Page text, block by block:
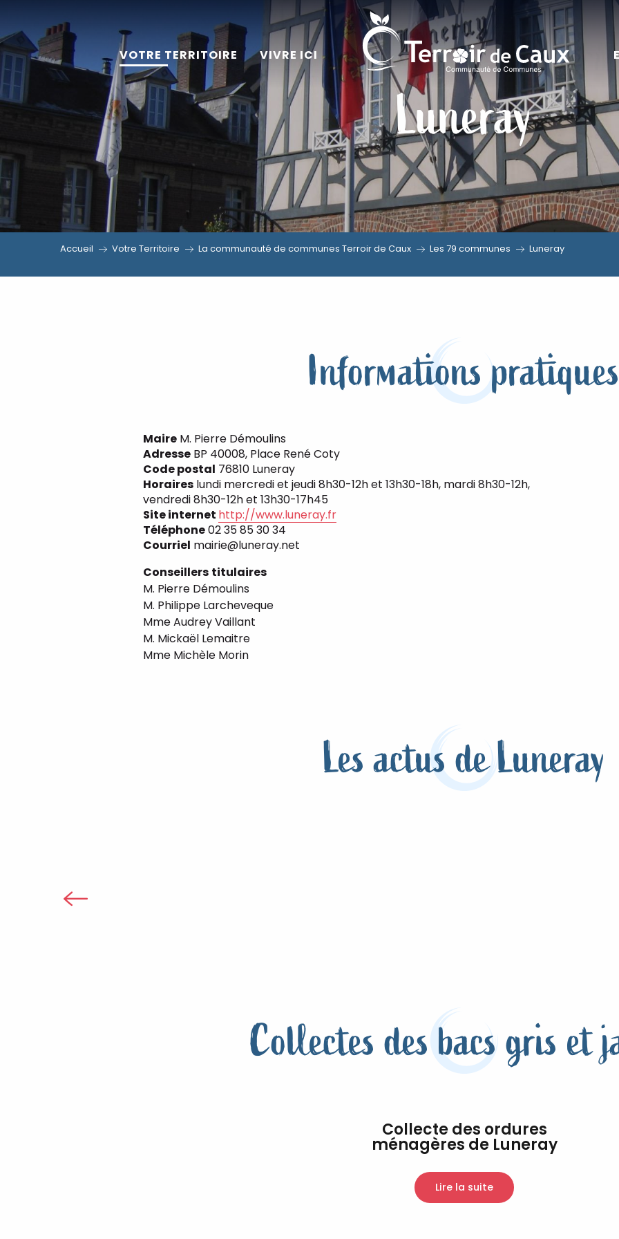
Aller
au
contenu
principal
VOTRE TERRITOIRE VIVRE ICI
Luneray
Accueil Votre Territoire La communauté de communes Terroir de Caux Les 79 communes Luneray
Informations pratiques
Maire M. Pierre Démoulins
Adresse BP 40008, Place René Coty
Code postal 76810 Luneray
Horaires lundi mercredi et jeudi 8h30-12h et 13h30-18h, mardi 8h30-12h,
vendredi 8h30-12h et 13h30-17h45
Site internet http://www.luneray.fr
Téléphone02 35 85 30 34
Courriel mairie@luneray.net
Conseillers titulaires
M. Pierre Démoulins
M. Philippe Larcheveque
Mme Audrey Vaillant
M. Mickaël Lemaitre
Mme Michèle Morin
Les actus de Luneray
Collectes des bacs gris et
Collecte des ordures
ménagères de Luneray
Lire la suite